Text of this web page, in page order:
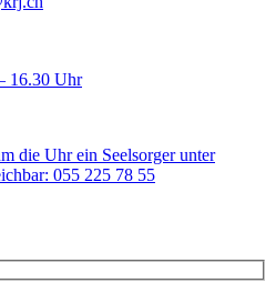
16.30 Uhr
die Uhr ein Seelsorger unter
055 225 78 55